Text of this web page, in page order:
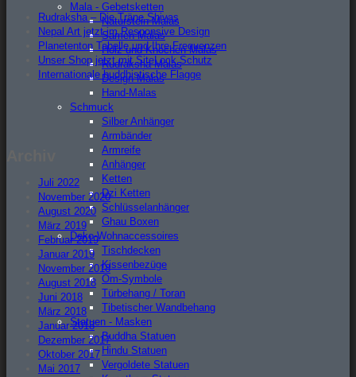
Mala - Gebetsketten
Naturstein Malas
Samen Malas
Holz und Knochen Malas
Rudraksha Malas
Design Malas
Hand-Malas
Schmuck
Silber Anhänger
Armbänder
Armreife
Anhänger
Ketten
Dzi Ketten
Schlüsselanhänger
Ghau Boxen
Deko-Wohnaccessoires
Tischdecken
Kissenbezüge
Om-Symbole
Türbehang / Toran
Tibetischer Wandbehang
Statuen - Masken
Buddha Statuen
Hindu Statuen
Vergoldete Statuen
Rudraksha – Die Träne Shivas
Nepal Art jetzt im Responsive Design
Planetenton Tabelle und Ihre Frequenzen
Unser Shop jetzt mit SiteLock Schutz
Internationale buddhistische Flagge
Juli 2022
November 2020
August 2020
März 2019
Februar 2019
Januar 2019
November 2018
August 2018
Juni 2018
März 2018
Januar 2018
Dezember 2017
Oktober 2017
Mai 2017